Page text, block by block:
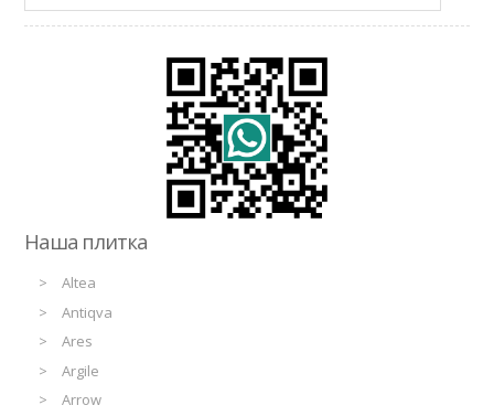
Наша плитка
Altea
Antiqva
Ares
Argile
Arrow